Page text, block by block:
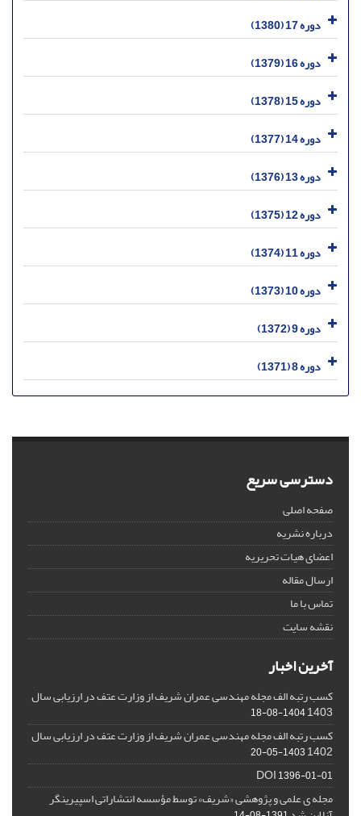
دوره 17 (1380)
دوره 16 (1379)
دوره 15 (1378)
دوره 14 (1377)
دوره 13 (1376)
دوره 12 (1375)
دوره 11 (1374)
دوره 10 (1373)
دوره 9 (1372)
دوره 8 (1371)
دسترسی سریع
صفحه اصلی
درباره نشریه
اعضای هیات تحریریه
ارسال مقاله
تماس با ما
نقشه سایت
آخرین اخبار
کسب رتبه الف مجله مهندسی عمران شریف از وزارت عتف در ارزیابی سال
1403
1404-08-18
کسب رتبه الف مجله مهندسی عمران شریف از وزارت عتف در ارزیابی سال
1402
1403-05-20
DOI1396-01-01
مجله ی علمی و پژوهشی «شریف» توسط مؤسسه انتشاراتی اسپیرینگر